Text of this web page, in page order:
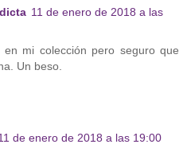
11 de enero de 2018 a las
mi colección pero seguro que
Un beso.
de enero de 2018 a las 19:00